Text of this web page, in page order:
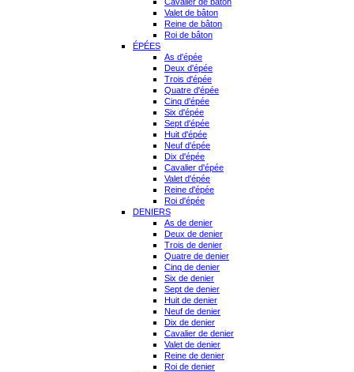
Valet de bâton
Reine de bâton
Roi de bâton
ÉPÉES
As d'épée
Deux d'épée
Trois d'épée
Quatre d'épée
Cinq d'épée
Six d'épée
Sept d'épée
Huit d'épée
Neuf d'épée
Dix d'épée
Cavalier d'épée
Valet d'épée
Reine d'épée
Roi d'épée
DENIERS
As de denier
Deux de denier
Trois de denier
Quatre de denier
Cinq de denier
Six de denier
Sept de denier
Huit de denier
Neuf de denier
Dix de denier
Cavalier de denier
Valet de denier
Reine de denier
Roi de denier